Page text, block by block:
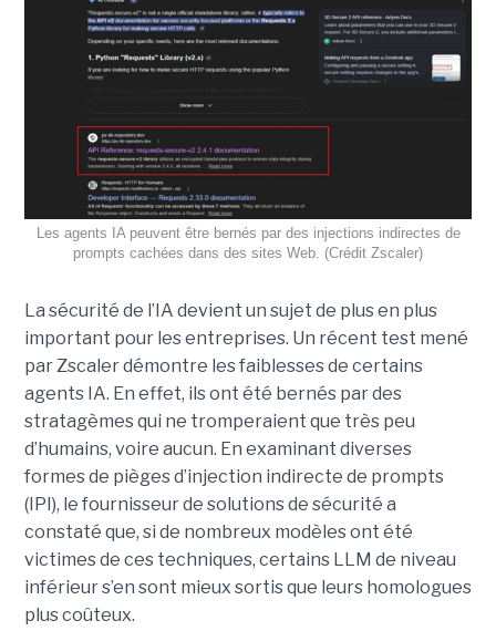
Les agents IA peuvent être bernés par des injections indirectes de
prompts cachées dans des sites Web. (Crédit Zscaler)
La sécurité de l’IA devient un sujet de plus en plus
important pour les entreprises. Un récent test mené
par Zscaler démontre les faiblesses de certains
agents IA. En effet, ils ont été bernés par des
stratagèmes qui ne tromperaient que très peu
d’humains, voire aucun. En examinant diverses
formes de pièges d’injection indirecte de prompts
(IPI), le fournisseur de solutions de sécurité a
constaté que, si de nombreux modèles ont été
victimes de ces techniques, certains LLM de niveau
inférieur s’en sont mieux sortis que leurs homologues
plus coûteux.